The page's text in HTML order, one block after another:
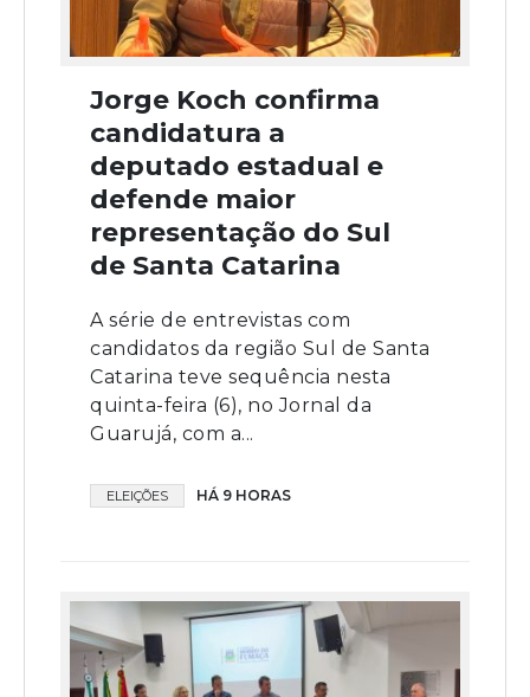
Jorge Koch confirma
candidatura a
deputado estadual e
defende maior
representação do Sul
de Santa Catarina
A série de entrevistas com
candidatos da região Sul de Santa
Catarina teve sequência nesta
quinta-feira (6), no Jornal da
Guarujá, com a...
ELEIÇÕES HÁ 9 HORAS